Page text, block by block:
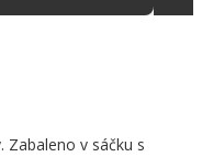
Zabaleno v sáčku s